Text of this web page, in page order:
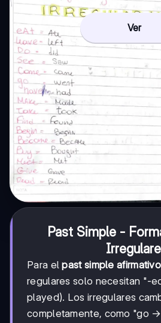
Ver
Past Simple -
Para elpast simple afirmativo
regulares solo necesitan "-
played). Los irregulares
completamente, como "go